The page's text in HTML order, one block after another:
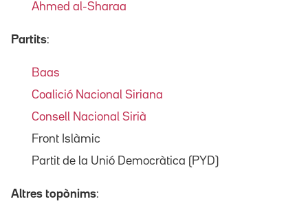
Ahmed al-Sharaa
Partits:
Baas
Coalició Nacional Siriana
Consell Nacional Sirià
Front Islàmic
Partit de la Unió Democràtica (PYD)
Altres topònims: